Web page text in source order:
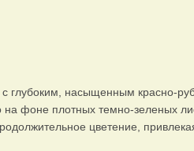
глубоким, насыщенным красно-
фоне плотных темно-зеленых
цветение,